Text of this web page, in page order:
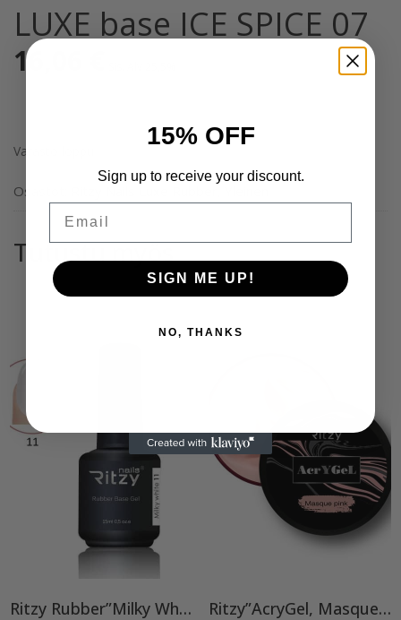
LUXE base ICE SPICE 07
16,06
Varasto loppu
Osastot:
Tutustu myös
Ritzy Rubber”Milky White”11 , alusgeeli Ritzy”AcryGel, Masque Pink”15ml TPO-VAPAA
15% OFF
Sign up to receive your discount.
SIGN ME UP!
NO, THANKS